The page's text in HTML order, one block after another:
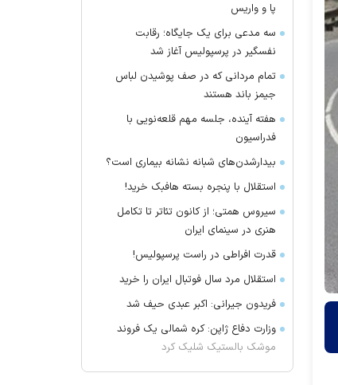
پا و واریس
سه مدعی برای یک جایگاه؛ رقابت
نفسگیر در پرسپولیس آغاز شد
تمام مردانی که در صف پوشیدن لباس
جیمز باند هستند
هفته آینده، جلسه مهم قلعه‌نویی با
فدراسیون
بیدارشدن‌های شبانه نشانه بیماری است؟
استقلال با پنجره بسته هافبک خرید!
سیروس همتی؛ از کانون تئاتر تا تکامل
هنری در سینمای ایران
قدرت افراطی در راست پرسپولیس!
استقلال مرد سال فوتبال ایران را خرید
فریدون جیرانی: اکبر عبدی حیف شد
وزارت دفاع ژاپن: کره شمالی یک فروند
موشک بالستیک شلیک کرد